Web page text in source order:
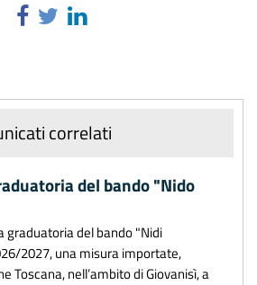
correlati
del bando "Nido
graduatoria del bando "Nidi
2027, una misura importate,
Toscana, nell’ambito di Giovanisì, a